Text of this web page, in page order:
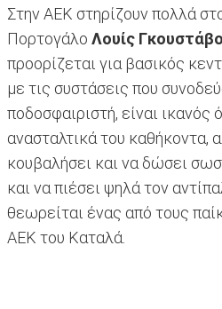
Στην ΑΕΚ στηρίζουν πολλά
Πορτογάλο Λουίς
προορίζεται για βασικός
με τις συστάσεις που
ποδοσφαιριστή, είναι ικανός
ανασταλτικά του καθήκοντα,
κουβαλήσει και να δώσει
και να πιέσει ψηλά τον
θεωρείται ένας από τους
ΑΕΚ του Καταλά.